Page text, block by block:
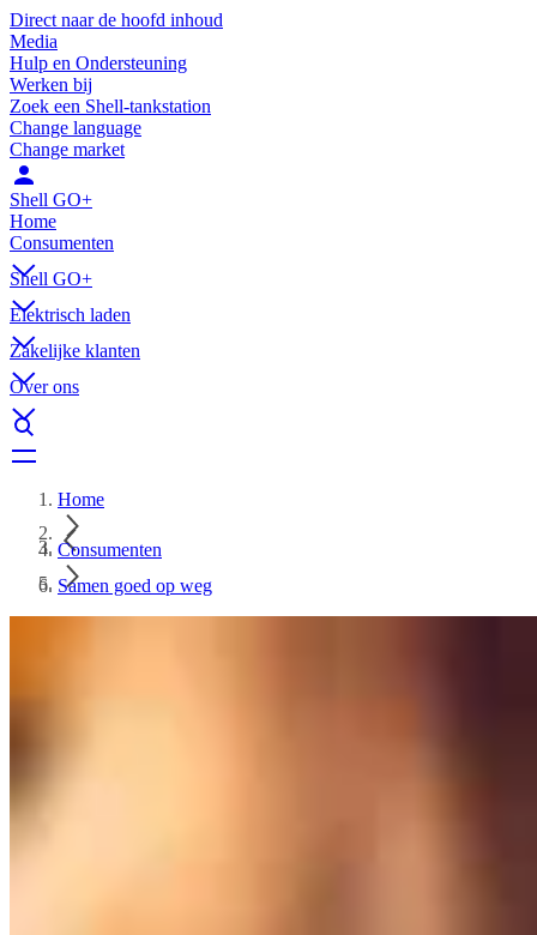
Direct naar de hoofd inhoud
Media
Hulp en Ondersteuning
Werken bij
Zoek een Shell-tankstation
Change language
Change market
Shell GO+
Home
Consumenten
Shell GO+
Elektrisch laden
Zakelijke klanten
Over ons
Home
Consumenten
Samen goed op weg